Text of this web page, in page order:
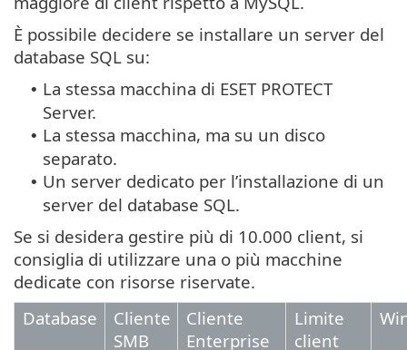
È possibile decidere se installare un server del
database SQL su:
• La stessa macchina di ESET PROTECT
Server.
• La stessa macchina, ma su un disco
separato.
• Un server dedicato per l’installazione di un
server del database SQL.
Se si desidera gestire più di 10.000 client, si
consiglia di utilizzare una o più macchine
dedicate con risorse riservate.
Database
Cliente
SMB
Cliente
Enterprise
Limite
client